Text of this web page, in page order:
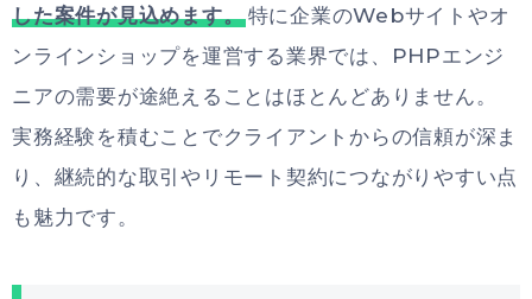
した案件が見込めます。特に企業のWebサイトやオ
ンラインショップを運営する業界では、PHPエンジ
ニアの需要が途絶えることはほとんどありません。
実務経験を積むことでクライアントからの信頼が深ま
り、継続的な取引やリモート契約につながりやすい点
も魅力です。